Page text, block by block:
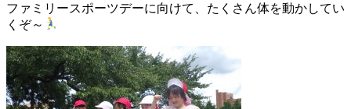
ファミリースポーツデーに向けて、たくさん体を動かしてい
くぞ～